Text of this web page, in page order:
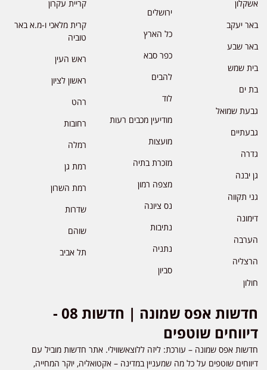
אשקלון
באר יעקב
באר שבע
בית שמש
בת ים
גבעת שמואל
גבעתיים
גדרה
גן יבנה
גני תקווה
דימונה
הערבה
הרצליה
חולון
ירושלים
כל הארץ
כפר סבא
להבים
לוד
מודיעין מכבים רעות
מועצות
מזכרת בתיה
מצפה רמון
נס ציונה
נתיבות
נתניה
סביון
קריית עקרון
קרית מלאכי ו-מ.א באר
טוביה
ראש העין
ראשון לציון
רהט
רחובות
רמלה
רמת גן
רמת השרון
שדרות
שוהם
תל אביב
חדשות אפס שמונה | חדשות 08 -
דיווחים שוטפים
חדשות אפס שמונה – עורכת: ליזה ללוצאשווילי. אתר חדשות מוביל עם
דיווחים שוטפים על כל מה שמעניין במדינה – אקטואליה, יוקר המחייה,